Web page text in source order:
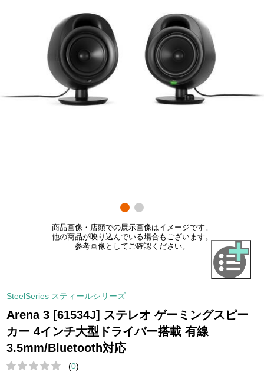
商品画像・店頭での展示画像はイメージです。
他の商品が映り込んでいる場合もございます。
参考画像としてご確認ください。
SteelSeries スティールシリーズ
Arena 3 [61534J] ステレオ ゲーミングスピー
カー 4インチ大型ドライバー搭載 有線
3.5mm/Bluetooth対応
(0)